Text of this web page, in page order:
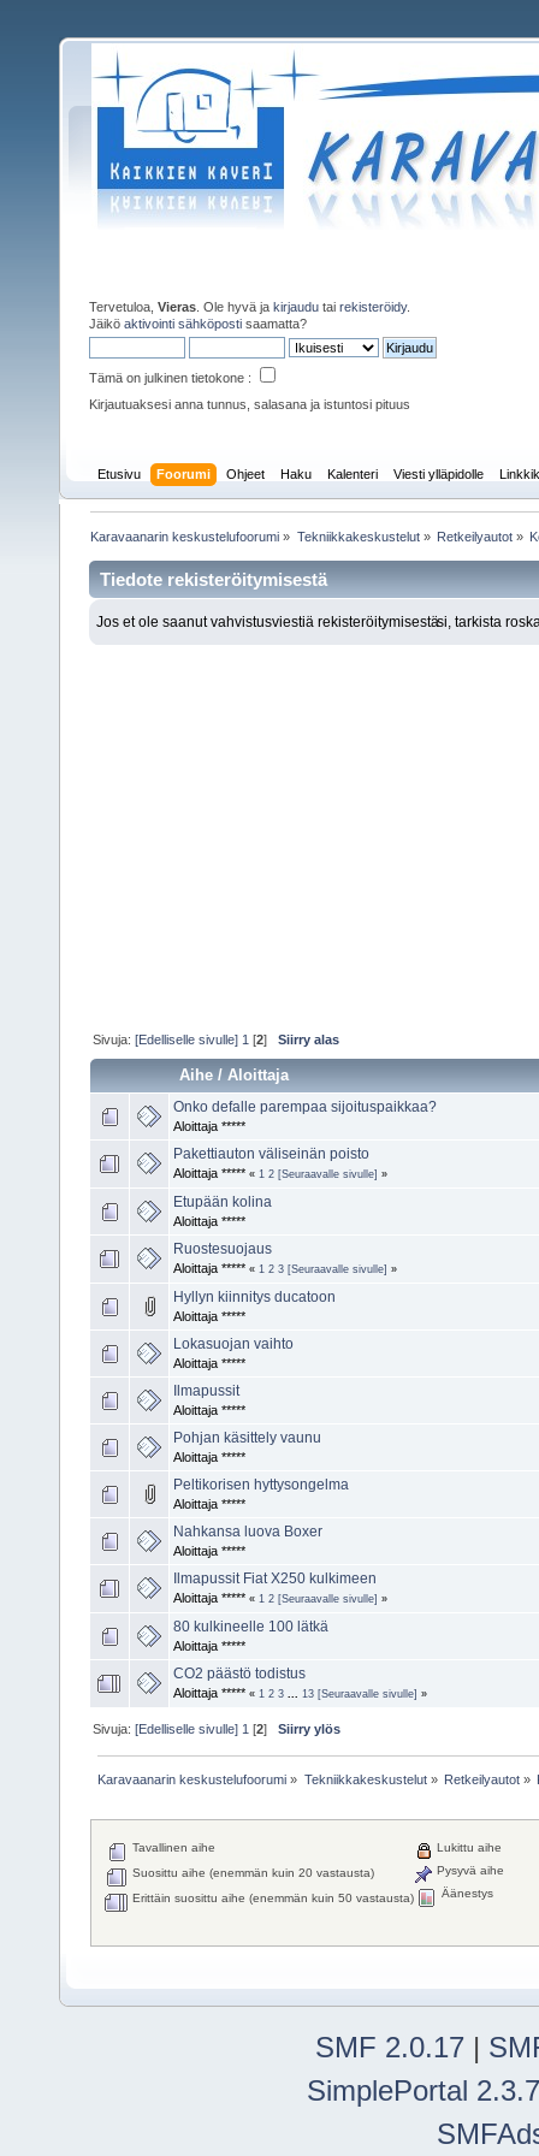
Tervetuloa, Vieras . Ole hyvä ja kirjaudu tai rekisteröidy.
Jäikö aktivointi sähköposti saamatta?
Tämä on julkinen tietokone :
Kirjautuaksesi anna tunnus, salasana ja istuntosi pituus
Etusivu Foorumi Ohjeet Haku Kalenteri Viesti ylläpidolle
Karavaanarin keskustelufoorumi » Tekniikkakeskustelut» Retkeilyautot»
Tiedote rekisteröitymisestä
Jos et ole saanut vahvistusviestiä rekisteröitymisestäsi, tarkista
Sivuja: [Edelliselle sivulle] 1 [2]Siirry alas
Aihe /Aloittaja
Onko defalle parempaa sijoituspaikkaa?
Aloittaja *****
Pakettiauton väliseinän poisto
Aloittaja ***** « 1 2 [Seuraavalle sivulle] »
Etupään kolina
Aloittaja *****
Ruostesuojaus
Aloittaja ***** « 1 2 3 [Seuraavalle sivulle] »
Hyllyn kiinnitys ducatoon
Aloittaja *****
Lokasuojan vaihto
Aloittaja *****
Ilmapussit
Aloittaja *****
Pohjan käsittely vaunu
Aloittaja *****
Peltikorisen hyttysongelma
Aloittaja *****
Nahkansa luova Boxer
Aloittaja *****
Ilmapussit Fiat X250 kulkimeen
Aloittaja ***** « 1 2 [Seuraavalle sivulle] »
80 kulkineelle 100 lätkä
Aloittaja *****
CO2 päästö todistus
Aloittaja ***** « 1 2 3 ... 13 [Seuraavalle sivulle] »
Sivuja:[Edelliselle sivulle] 1 [2]Siirry ylös
Karavaanarin keskustelufoorumi » Tekniikkakeskustelut» Retkeilyautot»
Tavallinen aihe
Suosittu aihe (enemmän kuin 20 vastausta)
Erittäin suosittu aihe (enemmän kuin 50 vastausta)
Lukittu aihe
Pysyvä aihe
Äänestys
SMF 2.0.17 |
SimplePortal